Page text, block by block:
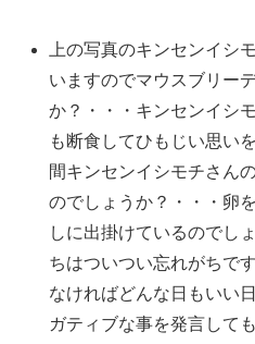
上の写真のキンセンイシ
いますのでマウスブリー
か？・・・キンセンイシ
も断食してひもじい思い
間キンセンイシモチさん
のでしょうか？・・・卵
しに出掛けているのでし
ちはついつい忘れがちで
なければどんな日もいい
ガティブな事を発言して